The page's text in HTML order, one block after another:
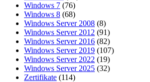
Windows 7 (76)
Windows 8 (68)
Windows Server 2008 (8)
Windows Server 2012 (91)
Windows Server 2016 (82)
Windows Server 2019 (107)
Windows Server 2022 (19)
Windows Server 2025 (32)
Zertifikate (114)